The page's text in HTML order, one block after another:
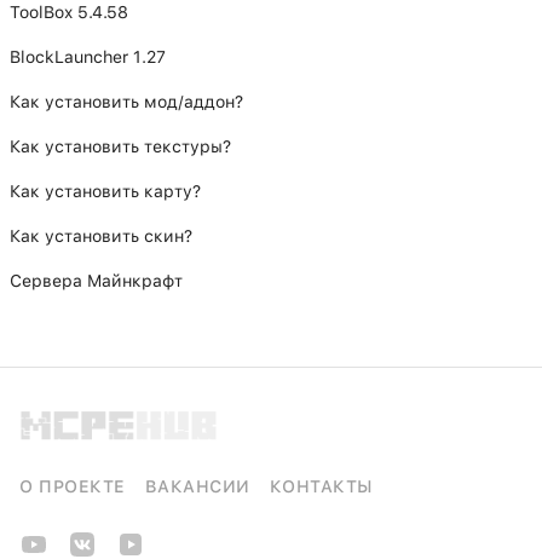
ToolBox 5.4.58
BlockLauncher 1.27
Как установить мод/аддон?
Как установить текстуры?
Как установить карту?
Как установить скин?
Сервера Майнкрафт
О ПРОЕКТЕ ВАКАНСИИ КОНТАКТЫ